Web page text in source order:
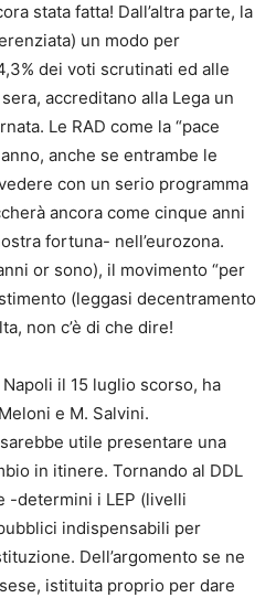
stata fatta! Dall’altra parte, la
un modo per
dei voti scrutinati ed alle
accreditano alla Lega un
Le RAD come la “pace
anche se entrambe le
con un serio programma
ancora come cinque anni
fortuna- nell’eurozona.
or sono), il movimento “per
(leggasi decentramento
non c’è di che dire!
il 15 luglio scorso, ha
e M. Salvini.
utile presentare una
in itinere. Tornando al DDL
-determini i LEP (livelli
indispensabili per
Dell’argomento se ne
istituita proprio per dare